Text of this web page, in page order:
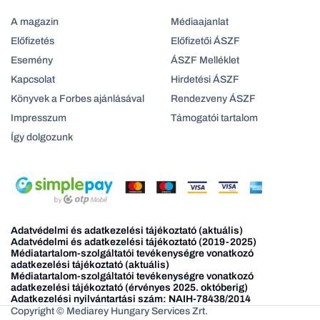
A magazin
Előfizetés
Esemény
Kapcsolat
Könyvek a Forbes ajánlásával
Impresszum
Így dolgozunk
Médiaajanlat
Előfizetői ÁSZF
ÁSZF Melléklet
Hirdetési ÁSZF
Rendezveny ÁSZF
Támogatói tartalom
Adatvédelmi és adatkezelési tájékoztató (aktuális)
Adatvédelmi és adatkezelési tájékoztató (2019-2025)
Médiatartalom-szolgáltatói tevékenységre vonatkozó
adatkezelési tájékoztató (aktuális)
Médiatartalom-szolgáltatói tevékenységre vonatkozó
adatkezelési tájékoztató (érvényes 2025. októberig)
Adatkezelési nyilvántartási szám: NAIH-78438/2014
Copyright © Mediarey Hungary Services Zrt.